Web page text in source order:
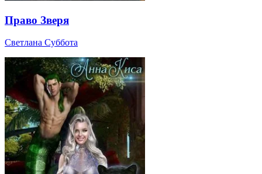
Право Зверя
Светлана Суббота